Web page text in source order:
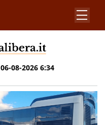
06-08-2026 6:34